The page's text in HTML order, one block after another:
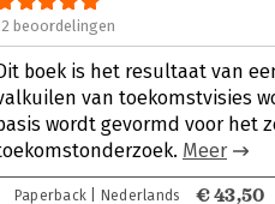
beoordelingen
boek is het resultaat van
van toekomstvisies
wordt gevormd voor het
Meer
Paperback | Nederlands € 43,50